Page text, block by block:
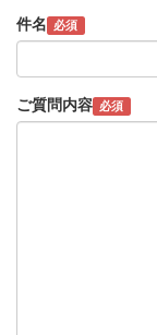
件名 必須
ご質問内容 必須